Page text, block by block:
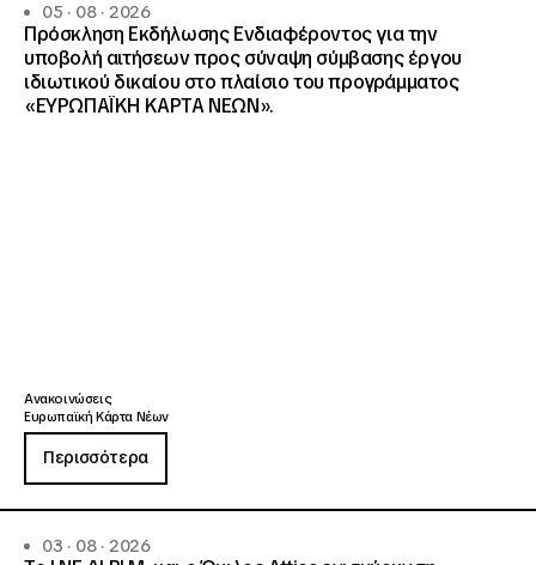
05 · 08 · 2026
Πρόσκληση Εκδήλωσης Ενδιαφέροντος για την
υποβολή αιτήσεων προς σύναψη σύμβασης έργου
ιδιωτικού δικαίου στο πλαίσιο του προγράμματος
«ΕΥΡΩΠΑΪΚΗ ΚΑΡΤΑ ΝΕΩΝ».
Ανακοινώσεις
Ευρωπαϊκή Κάρτα Νέων
Περισσότερα
03 · 08 · 2026